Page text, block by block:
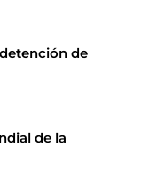
de
de la